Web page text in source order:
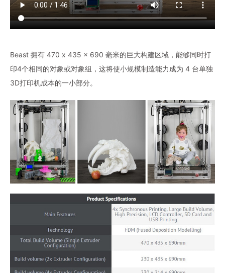
Beast 拥有 470 x 435 x 690 毫米的巨大构建区域，能够同时打
印4个相同的对象或对象组，这将使小规模制造能力成为 4 台单独
3D打印机成本的一小部分。